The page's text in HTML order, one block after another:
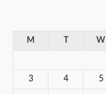
M T W
3 4 5